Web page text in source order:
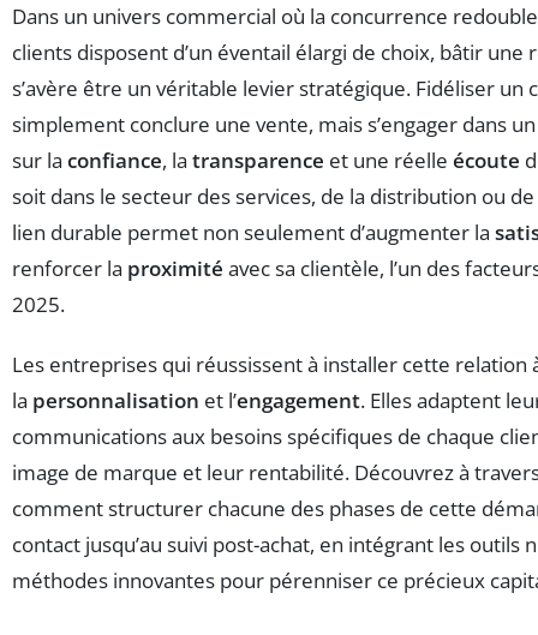
Dans un univers commercial où la concurrence
clients disposent d’un éventail élargi de choix, bâtir
s’avère être un véritable levier stratégique. Fidéliser un
simplement conclure une vente, mais s’engager dans
sur la confiance, la transparence et une réelle écoute
soit dans le secteur des services, de la distribution ou
lien durable permet non seulement d’augmenter la
renforcer la proximité avec sa clientèle, l’un des
2025.
Les entreprises qui réussissent à installer cette relation
la personnalisation et l’engagement. Elles adaptent
communications aux besoins spécifiques de chaque
image de marque et leur rentabilité. Découvrez à
comment structurer chacune des phases de cette
contact jusqu’au suivi post-achat, en intégrant les outils
méthodes innovantes pour pérenniser ce précieux